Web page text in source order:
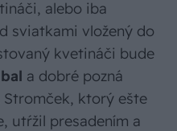
alebo iba
sviatkami vložený do
kvetináči bude
a dobré pozná
Stromček, ktorý ešte
utŕžil presadením a